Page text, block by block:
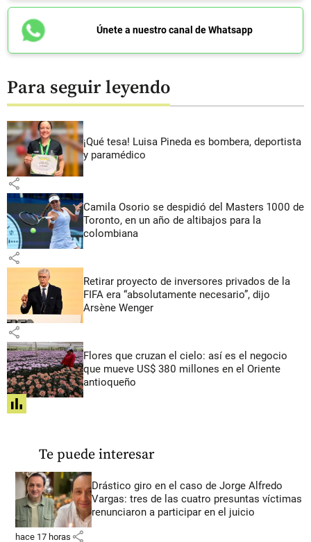
Únete a nuestro canal de Whatsapp
Para seguir leyendo
¡Qué tesa! Luisa Pineda es bombera, deportista
y paramédico
share
Camila Osorio se despidió del Masters 1000 de
Toronto, en un año de altibajos para la
colombiana
share
Retirar proyecto de inversores privados de la
FIFA era “absolutamente necesario”, dijo
Arsène Wenger
share
Flores que cruzan el cielo: así es el negocio
que mueve US$ 380 millones en el Oriente
antioqueño
share
Te puede interesar
Drástico giro en el caso de Jorge Alfredo
Vargas: tres de las cuatro presuntas víctimas
renunciaron a participar en el juicio
hace 17 horas share